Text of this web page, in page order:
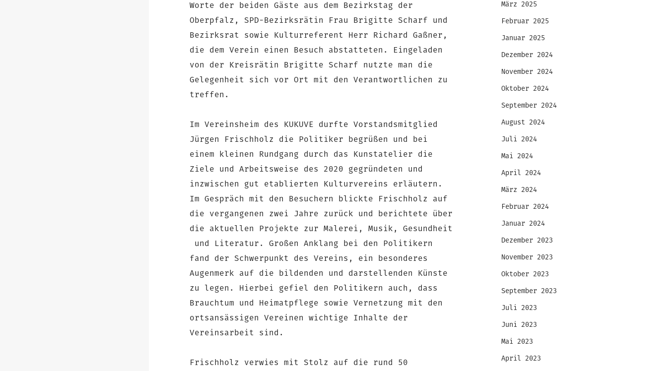
Worte der beiden Gäste aus dem Bezirkstag der
Oberpfalz, SPD-Bezirksrätin Frau Brigitte Scharf und
Bezirksrat sowie Kulturreferent Herr Richard Gaßner,
die dem Verein einen Besuch abstatteten. Eingeladen
von der Kreisrätin Brigitte Scharf nutzte man die
Gelegenheit sich vor Ort mit den Verantwortlichen zu
treffen.
Im Vereinsheim des KUKUVE durfte Vorstandsmitglied
Jürgen Frischholz die Politiker begrüßen und bei
einem kleinen Rundgang durch das Kunstatelier die
Ziele und Arbeitsweise des 2020 gegründeten und
inzwischen gut etablierten Kulturvereins erläutern.
Im Gespräch mit den Besuchern blickte Frischholz auf
die vergangenen zwei Jahre zurück und berichtete über
die aktuellen Projekte zur Malerei, Musik, Gesundheit
und Literatur. Großen Anklang bei den Politikern
fand der Schwerpunkt des Vereins, ein besonderes
Augenmerk auf die bildenden und darstellenden Künste
zu legen. Hierbei gefiel den Politikern auch, dass
Brauchtum und Heimatpflege sowie Vernetzung mit den
ortsansässigen Vereinen wichtige Inhalte der
Vereinsarbeit sind.
Frischholz verwies mit Stolz auf die rund 50
März 2025
Februar 2025
Januar 2025
Dezember 2024
November 2024
Oktober 2024
September 2024
August 2024
Juli 2024
Mai 2024
April 2024
März 2024
Februar 2024
Januar 2024
Dezember 2023
November 2023
Oktober 2023
September 2023
Juli 2023
Juni 2023
Mai 2023
April 2023